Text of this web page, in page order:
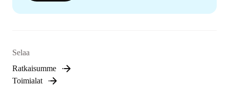
Selaa
Ratkaisumme
Toimialat